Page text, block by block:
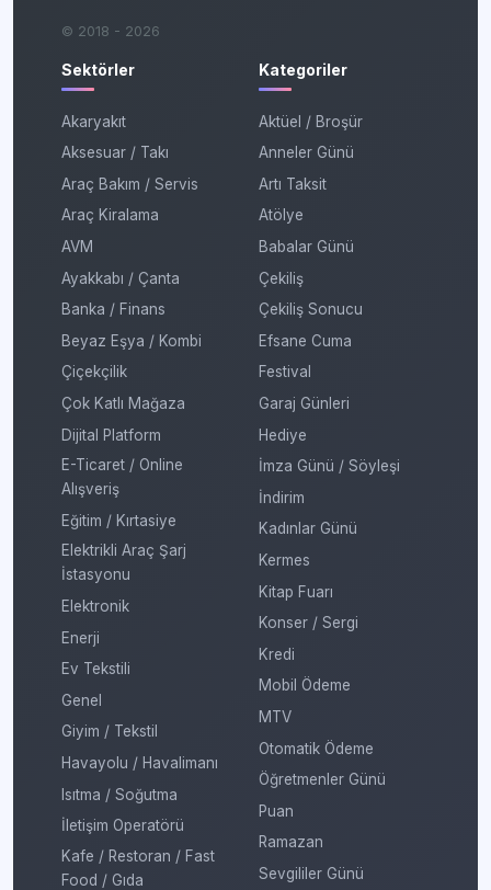
© 2018 - 2026
Sektörler
Akaryakıt
Aksesuar / Takı
Araç Bakım / Servis
Araç Kiralama
AVM
Ayakkabı / Çanta
Banka / Finans
Beyaz Eşya / Kombi
Çiçekçilik
Çok Katlı Mağaza
Dijital Platform
E-Ticaret / Online
Alışveriş
Eğitim / Kırtasiye
Elektrikli Araç Şarj
İstasyonu
Elektronik
Enerji
Ev Tekstili
Genel
Giyim / Tekstil
Havayolu / Havalimanı
Isıtma / Soğutma
İletişim Operatörü
Kafe / Restoran / Fast
Food / Gıda
Kategoriler
Aktüel / Broşür
Anneler Günü
Artı Taksit
Atölye
Babalar Günü
Çekiliş
Çekiliş Sonucu
Efsane Cuma
Festival
Garaj Günleri
Hediye
İmza Günü / Söyleşi
İndirim
Kadınlar Günü
Kermes
Kitap Fuarı
Konser / Sergi
Kredi
Mobil Ödeme
MTV
Otomatik Ödeme
Öğretmenler Günü
Puan
Ramazan
Sevgililer Günü